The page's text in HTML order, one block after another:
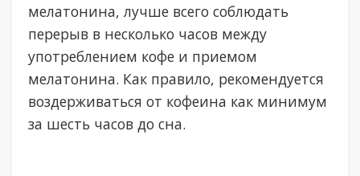
мелатонина, лучше всего соблюдать
перерыв в несколько часов между
употреблением кофе и приемом
мелатонина. Как правило, рекомендуется
воздерживаться от кофеина как минимум
за шесть часов до сна.